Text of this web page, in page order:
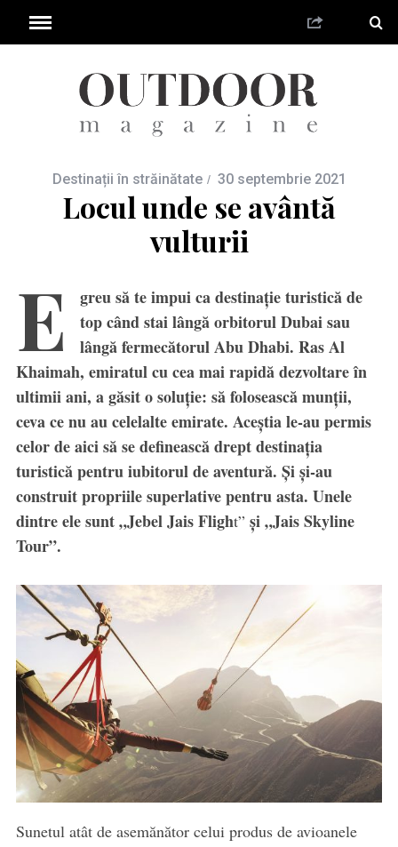
Destinații în străinătate 30 septembrie 2021
Locul unde se avântă
vulturii
E
greu să te impui ca destinație turistică de
top când stai lângă orbitorul Dubai sau
lângă fermecătorul Abu Dhabi. Ras Al
Khaimah, emiratul cu cea mai rapidă dezvoltare în
ultimii ani, a găsit o soluție: să folosească munții,
ceva ce nu au celelalte emirate. Aceștia le-au permis
celor de aici să se definească drept destinația
turistică pentru iubitorul de aventură. Și și-au
construit propriile superlative pentru asta. Unele
dintre ele sunt„Jebel Jais Flight” și „Jais Skyline
Tour”.
Sunetul atât de asemănător celui produs de avioanele